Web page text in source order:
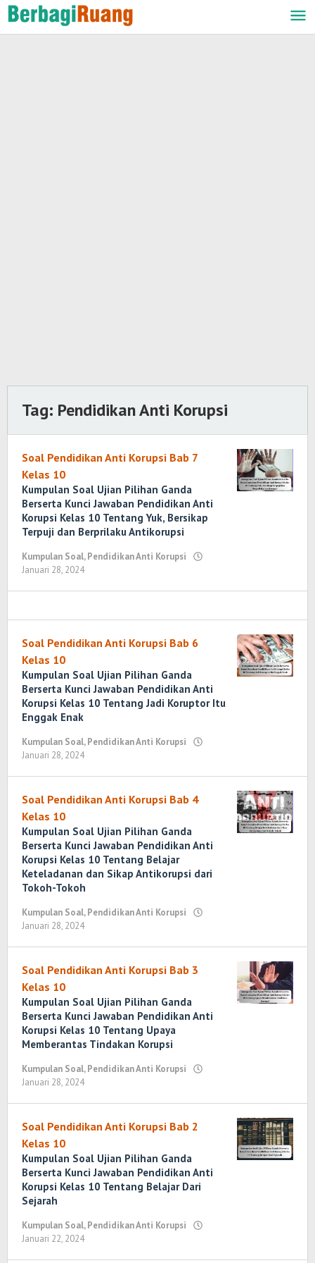
Lewati
ke
Tag: Pendidikan Anti Korupsi
Soal Pendidikan Anti Korupsi Bab 7
Kelas 10
Kumpulan Soal Ujian Pilihan Ganda
Berserta Kunci Jawaban Pendidikan Anti
Korupsi Kelas 10 Tentang Yuk, Bersikap
Terpuji dan Berprilaku Antikorupsi
Kumpulan Soal,Pendidikan Anti Korupsi
Januari 28, 2024
Soal Pendidikan Anti Korupsi Bab 6
Kelas 10
Kumpulan Soal Ujian Pilihan Ganda
Berserta Kunci Jawaban Pendidikan Anti
Korupsi Kelas 10 Tentang Jadi Koruptor Itu
Enggak Enak
Kumpulan Soal,Pendidikan Anti Korupsi
Januari 28, 2024
Wirawan
Soal Pendidikan Anti Korupsi Bab 4
Kelas 10
Kumpulan Soal Ujian Pilihan Ganda
Berserta Kunci Jawaban Pendidikan Anti
Korupsi Kelas 10 Tentang Belajar
Keteladanan dan Sikap Antikorupsi dari
Tokoh-Tokoh
Kumpulan Soal,Pendidikan Anti Korupsi
Januari 28, 2024
Wirawan
Soal Pendidikan Anti Korupsi Bab 3
Kelas 10
Kumpulan Soal Ujian Pilihan Ganda
Berserta Kunci Jawaban Pendidikan Anti
Korupsi Kelas 10 Tentang Upaya
Memberantas Tindakan Korupsi
Kumpulan Soal,Pendidikan Anti Korupsi
Januari 28, 2024
Wirawan
Soal Pendidikan Anti Korupsi Bab 2
Kelas 10
Kumpulan Soal Ujian Pilihan Ganda
Berserta Kunci Jawaban Pendidikan Anti
Korupsi Kelas 10 Tentang Belajar Dari
Sejarah
Kumpulan Soal,Pendidikan Anti Korupsi
Januari 22, 2024